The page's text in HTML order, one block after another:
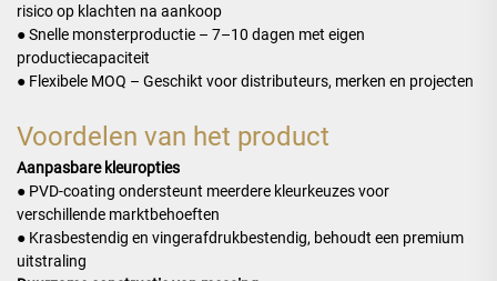
risico op klachten na aankoop
● Snelle monsterproductie – 7–10 dagen met eigen
productiecapaciteit
● Flexibele MOQ – Geschikt voor distributeurs, merken en projecten
Voordelen van het product
Aanpasbare kleuropties
● PVD-coating ondersteunt meerdere kleurkeuzes voor
verschillende marktbehoeften
● Krasbestendig en vingerafdrukbestendig, behoudt een premium
uitstraling